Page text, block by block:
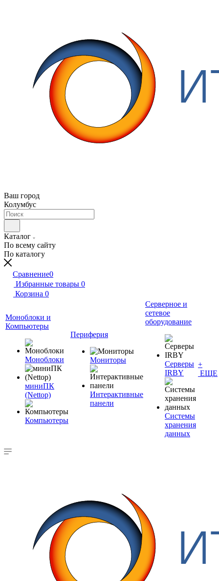
Ваш город
Колумбус
Каталог
По всему сайту
По каталогу
Сравнение0
Избранные товары 0
Корзина 0
Моноблоки и
Компьютеры
Моноблоки
миниПК
(Nettop)
Компьютеры
Периферия
Мониторы
Интерактивные
панели
Серверное и
сетевое
оборудование
Серверы
IRBY
Системы
хранения
данных
+
ЕЩЕ